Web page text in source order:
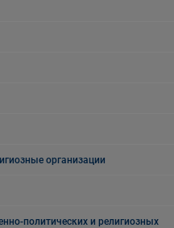
организации
политических и религиозных